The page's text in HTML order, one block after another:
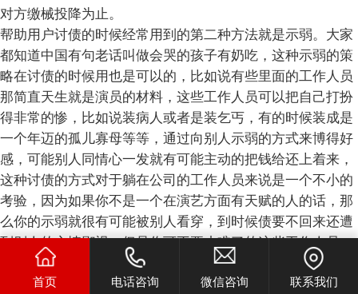
对方缴械投降为止。
帮助用户讨债的时候经常用到的第二种方法就是示弱。大家
都知道中国有句老话叫做会哭的孩子有奶吃，这种示弱的策
略在讨债的时候用也是可以的，比如说有些里面的工作人员
那简直天生就是演员的材料，这些工作人员可以把自己打扮
得非常的惨，比如说装病人或者是装乞丐，有的时候装成是
一个年迈的孤儿寡母等等，通过向别人示弱的方式来博得好
感，可能别人同情心一发就有可能主动的把钱给还上着来，
这种讨债的方式对于躺在公司的工作人员来说是一个不小的
考验，因为如果你不是一个在演艺方面有天赋的人的话，那
么你的示弱就很有可能被别人看穿，到时候债要不回来还遭
到别人的心情鄙视。但是你可不要小瞧了的这些工作人员，
这些人大多数都是有很高的演艺才华的，当这些人上场的时
候很容易就可以把人给忽悠住。当然示弱这一招也并不一定
首页 电话咨询 微信咨询 联系我们